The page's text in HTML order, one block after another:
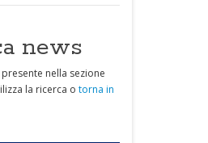
news
nella sezione
la ricerca o torna in